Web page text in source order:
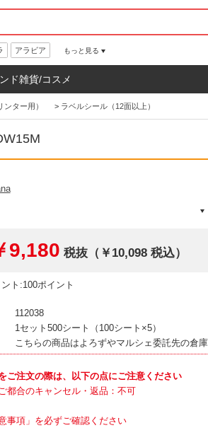
アラビア もっと見る
ド雑貨/コスメ
ター用） > ラベルシール（12面以上）
9,180 税抜（￥10,098 税込）
ト:100ポイント
112038
1セット500シート（100シート×5）
こちらの商品はよろずやマルシェ委託先の倉
ご注文の際は、以下の点にご注意ください
都合のキャンセル・返品：不可
事項」を必ずご確認ください